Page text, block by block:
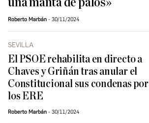
Roberto Marbán 30/11/2024
SEVILLA
El PSOE rehabilita en directo a
Chaves y Griñán tras anular el
Constitucional sus condenas por
los ERE
Roberto Marbán 30/11/2024